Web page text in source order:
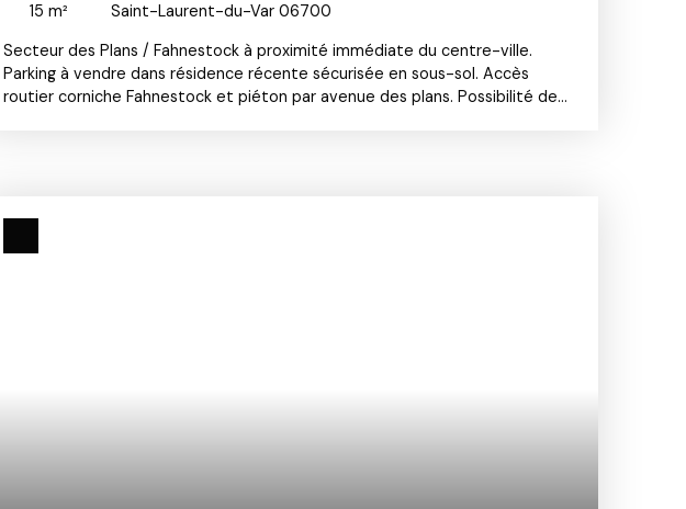
15 m²
Saint-Laurent-du-Var 06700
Secteur des Plans / Fahnestock à proximité immédiate du centre-ville.
Parking à vendre dans résidence récente sécurisée en sous-sol. Accès
routier corniche Fahnestock et piéton par avenue des plans. Possibilité de